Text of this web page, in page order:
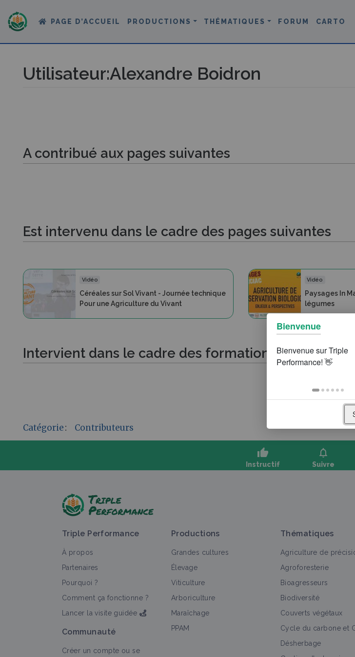
PAGE D’ACCUEIL PRODUCTIONS THÉMATIQUES FORUM CARTO
Utilisateur:Alexandre Boidron
A contribué aux pages suivantes
Est intervenu dans le cadre des pages suivantes
Vidéo
Céréales sur Sol Vivant - Journée technique
Pour une Agriculture du Vivant
Vidéo
Paysages In
légumes
Intervient dans le cadre des formations suivantes
Catégorie: Contributeurs
thumb_up
Instructif
notifications
Suivre
Tout
Céréales sur Sol
technique Pour
Vidéo
Triple Performance
À propos
Partenaires
Pourquoi ?
Comment ça fonctionne ?
Lancer la visite guidée
Communauté
Créer un compte ou se
Productions
Grandes cultures
Élevage
Viticulture
Arboriculture
Maraîchage
PPAM
Thématiques
Agriculture de
Agroforesterie
Bioagresseurs
Biodiversité
Couverts végétaux
Cycle du carbone et
Désherbage
Bienvenue